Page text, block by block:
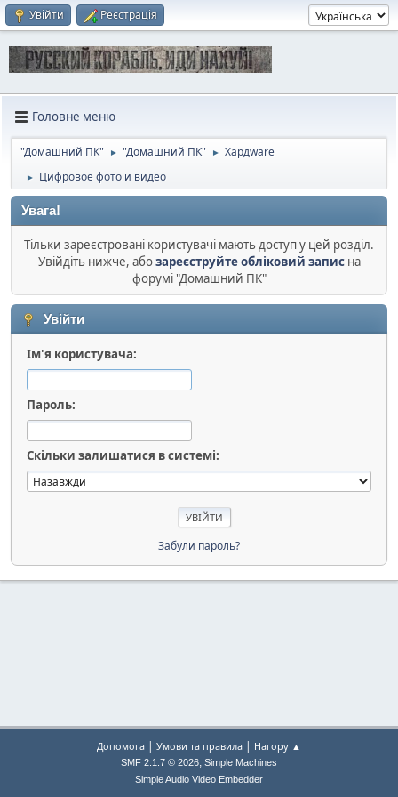
Увійти Реєстрація
Головне меню
"Домашний ПК" ► "Домашний ПК" ► Хардware
► Цифровое фото и видео
Увага!
Тільки зареєстровані користувачі мають доступ у цей розділ.
Увійдіть нижче, абозареєструйте обліковий записна
форумі "Домашний ПК"
Увійти
Ім'я користувача:
Пароль:
Скільки залишатися в системі:
Забули пароль?
Допомога | Умови та правила | Нагору ▲
SMF 2.1.7 © 2026, Simple Machines
Simple Audio Video Embedder